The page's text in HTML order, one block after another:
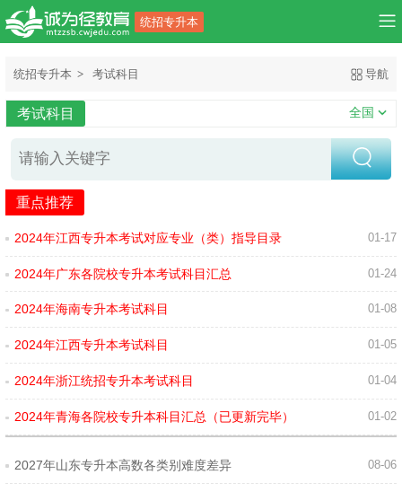
统招专升本
统招专升本 考试科目 导航
考试科目 全国
重点推荐
2024年江西专升本考试对应专业（类）指导目录 01-17
2024年广东各院校专升本考试科目汇总 01-24
2024年海南专升本考试科目 01-08
2024年江西专升本考试科目 01-05
2024年浙江统招专升本考试科目 01-04
2024年青海各院校专升本科目汇总（已更新完毕） 01-02
2027年山东专升本高数各类别难度差异 08-06